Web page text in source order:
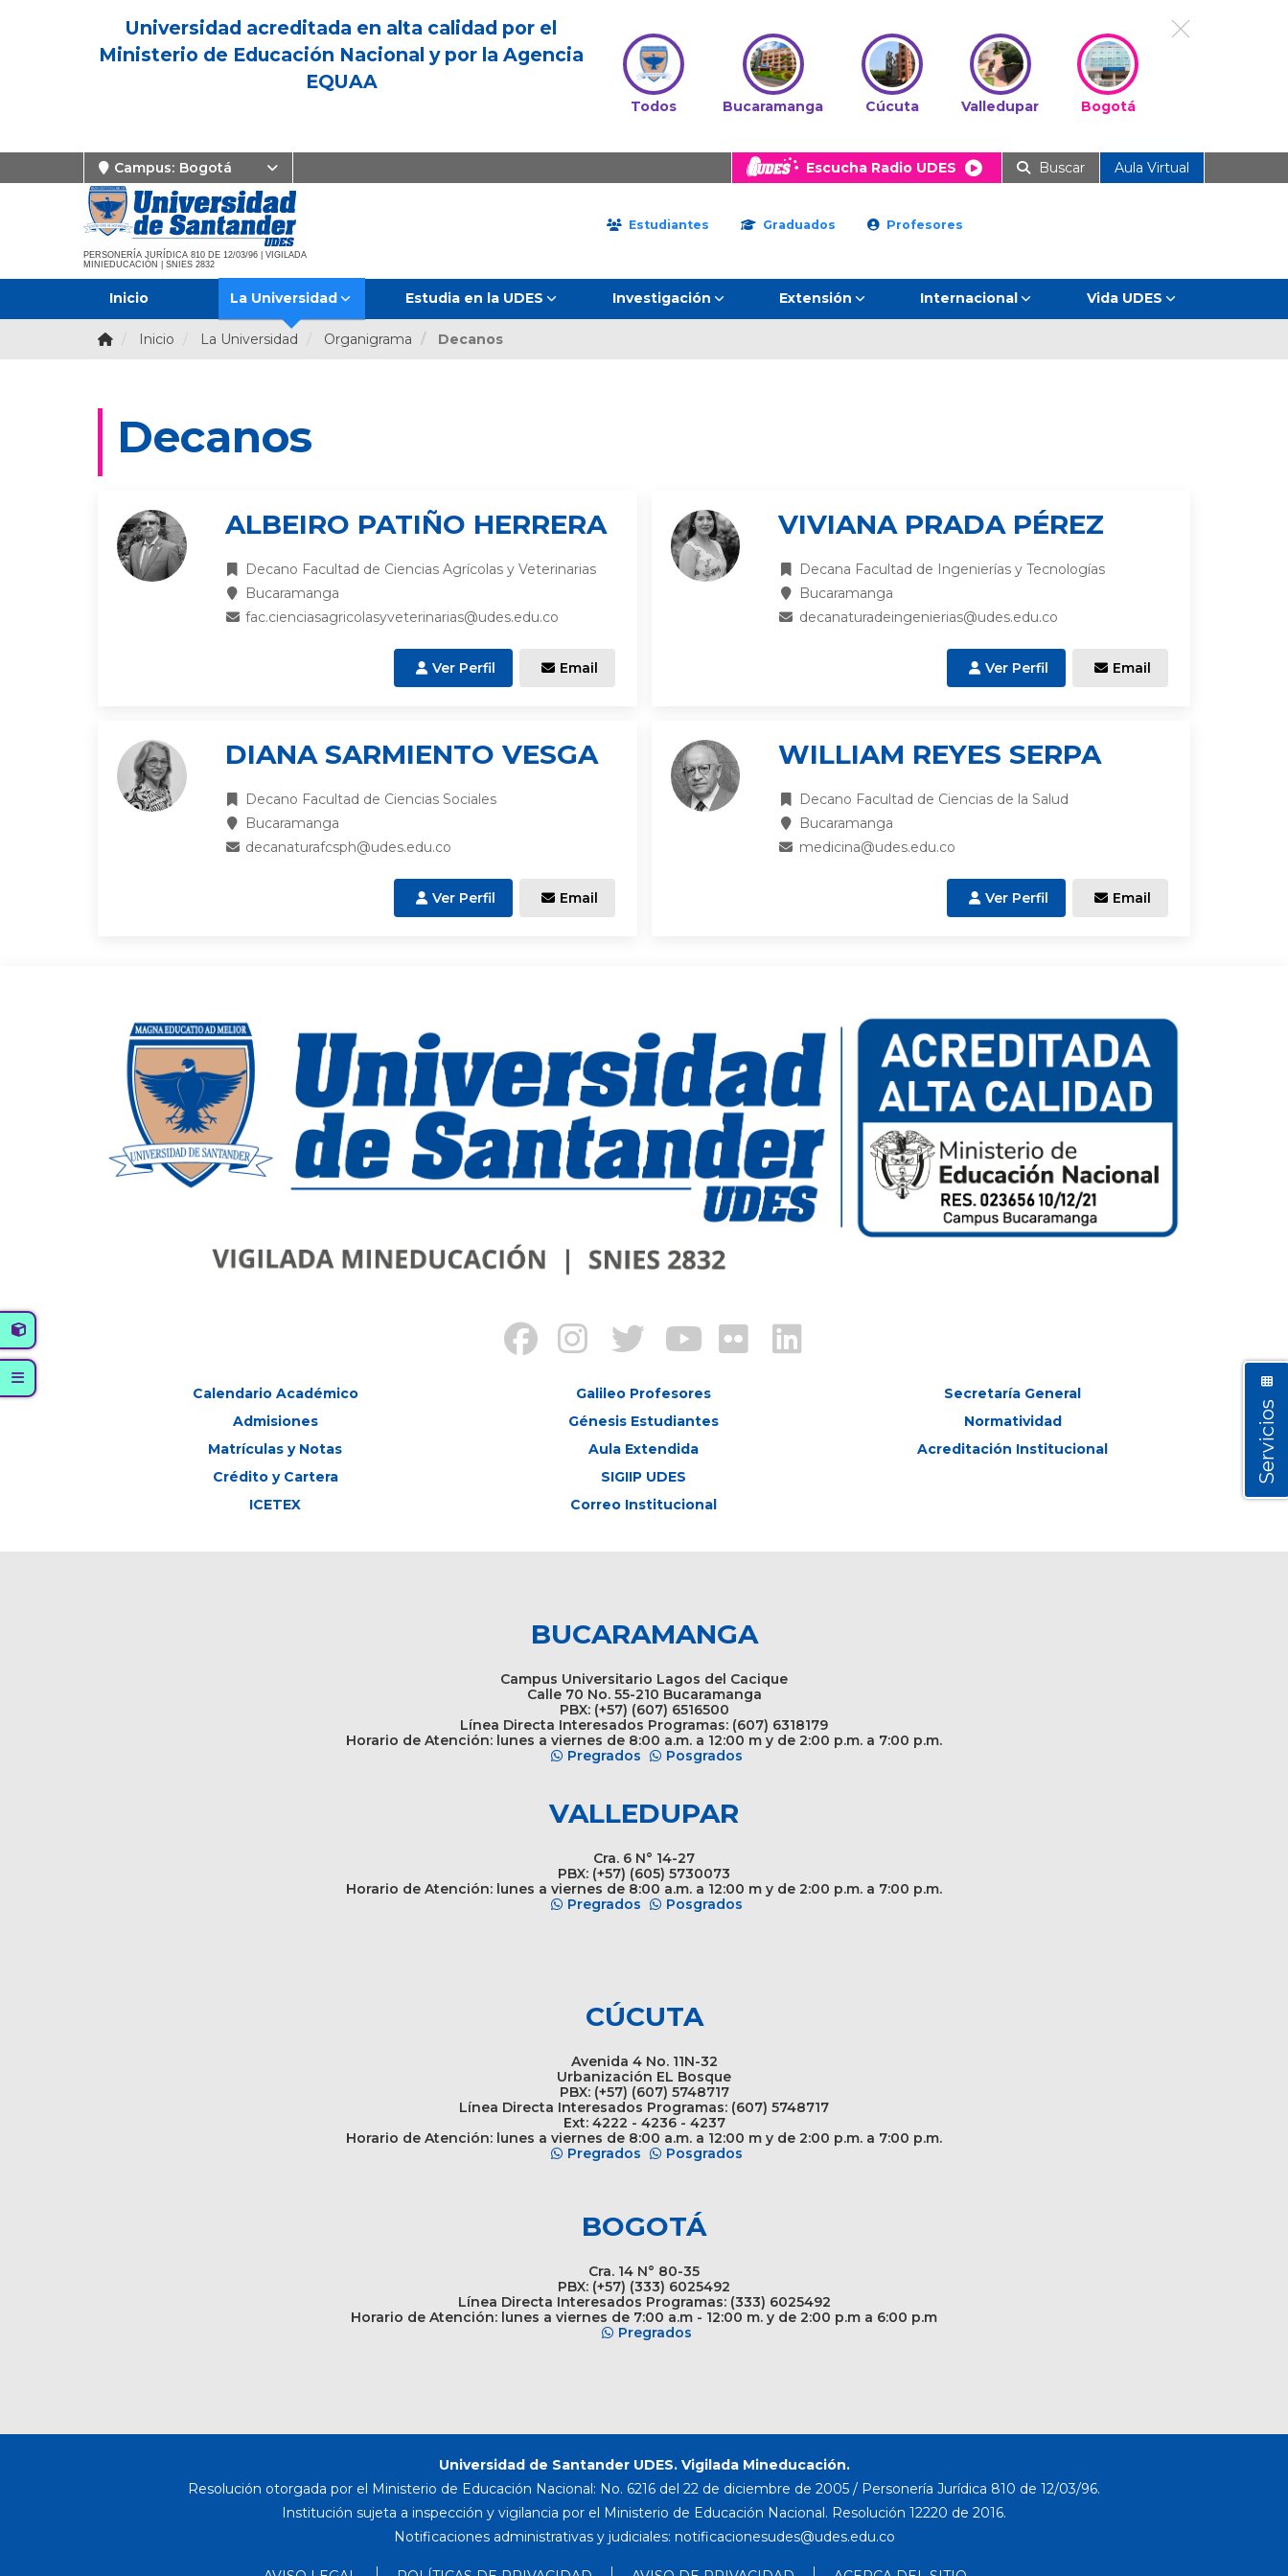
Universidad acreditada en alta calidad por el
Ministerio de Educación Nacional y por la Agencia
EQUAA
Todos Bucaramanga Cúcuta Valledupar Bogotá
Campus: Bogotá Escucha Radio UDES Buscar Aula Virtual
PERSONERÍA JURÍDICA 810 DE 12/03/96 | VIGILADA
MINIEDUCACIÓN | SNIES 2832
Estudiantes Graduados Profesores
Inicio La Universidad Estudia en la UDES Investigación Extensión Internacional Vida UDES
Inicio La Universidad Organigrama Decanos
Decanos
ALBEIRO PATIÑO HERRERA
Decano Facultad de Ciencias Agrícolas y Veterinarias
Bucaramanga
fac.cienciasagricolasyveterinarias@udes.edu.co
Ver Perfil Email
VIVIANA PRADA PÉREZ
Decana Facultad de Ingenierías y Tecnologías
Bucaramanga
decanaturadeingenierias@udes.edu.co
Ver Perfil Email
DIANA SARMIENTO VESGA
Decano Facultad de Ciencias Sociales
Bucaramanga
decanaturafcsph@udes.edu.co
Ver Perfil Email
WILLIAM REYES SERPA
Decano Facultad de Ciencias de la Salud
Bucaramanga
medicina@udes.edu.co
Ver Perfil Email
Calendario Académico
Admisiones
Matrículas y Notas
Crédito y Cartera
ICETEX
Galileo Profesores
Génesis Estudiantes
Aula Extendida
SIGIIP UDES
Correo Institucional
Secretaría General
Normatividad
Acreditación Institucional
BUCARAMANGA
Campus Universitario Lagos del Cacique
Calle 70 No. 55-210 Bucaramanga
PBX: (+57) (607) 6516500
Línea Directa Interesados Programas: (607) 6318179
Horario de Atención: lunes a viernes de 8:00 a.m. a 12:00 m y de 2:00 p.m. a 7:00 p.m.
Pregrados
Posgrados
VALLEDUPAR
Cra. 6 N° 14-27
PBX: (+57) (605) 5730073
Horario de Atención: lunes a viernes de 8:00 a.m. a 12:00 m y de 2:00 p.m. a 7:00 p.m.
Pregrados
Posgrados
CÚCUTA
Avenida 4 No. 11N-32
Urbanización EL Bosque
PBX: (+57) (607) 5748717
Línea Directa Interesados Programas: (607) 5748717
Ext: 4222 - 4236 - 4237
Horario de Atención: lunes a viernes de 8:00 a.m. a 12:00 m y de 2:00 p.m. a 7:00 p.m.
Pregrados
Posgrados
BOGOTÁ
Cra. 14 N° 80-35
PBX: (+57) (333) 6025492
Línea Directa Interesados Programas: (333) 6025492
Horario de Atención: lunes a viernes de 7:00 a.m - 12:00 m. y de 2:00 p.m a 6:00 p.m
Pregrados
Universidad de Santander UDES. Vigilada Mineducación.
Resolución otorgada por el Ministerio de Educación Nacional: No. 6216 del 22 de diciembre de 2005 / Personería Jurídica 810 de 12/03/96.
Institución sujeta a inspección y vigilancia por el Ministerio de Educación Nacional. Resolución 12220 de 2016.
Notificaciones administrativas y judiciales:
Servicios